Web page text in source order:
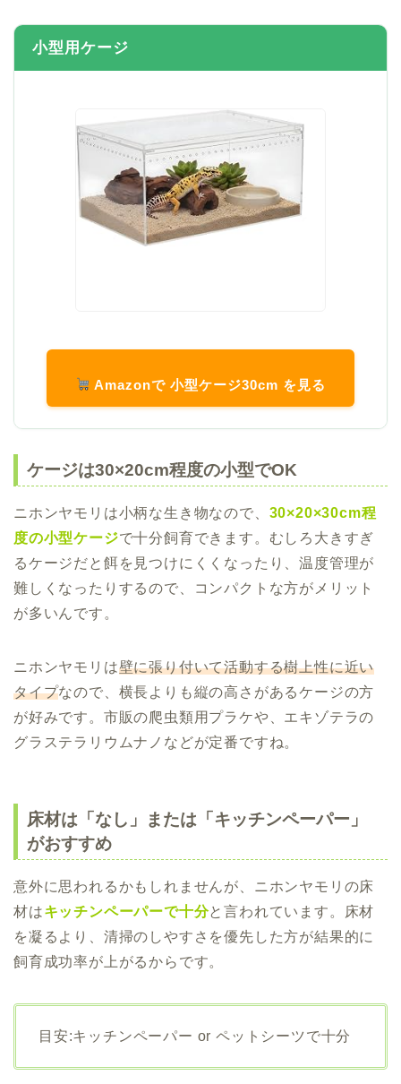
小型用ケージ
Amazonで 小型ケージ30cm を見る
ケージは30×20cm程度の小型でOK
ニホンヤモリは小柄な生き物なので、 30×20×30cm程
度の小型ケージで十分飼育できます。むしろ大きすぎ
るケージだと餌を見つけにくくなったり、温度管理が
難しくなったりするので、コンパクトな方がメリット
が多いんです。
ニホンヤモリは壁に張り付いて活動する樹上性に近い
タイプなので、横長よりも縦の高さがあるケージの方
が好みです。市販の爬虫類用プラケや、エキゾテラの
グラステラリウムナノなどが定番ですね。
床材は「なし」または「キッチンペーパー」
がおすすめ
意外に思われるかもしれませんが、ニホンヤモリの床
材はキッチンペーパーで十分と言われています。床材
を凝るより、清掃のしやすさを優先した方が結果的に
飼育成功率が上がるからです。
目安:キッチンペーパー or ペットシーツで十分